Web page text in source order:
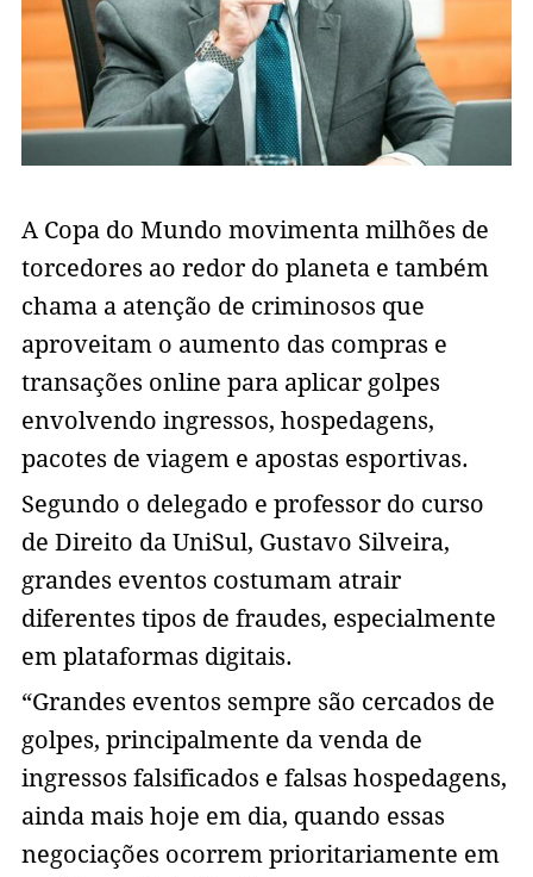
A Copa do Mundo movimenta milhões de
torcedores ao redor do planeta e também
chama a atenção de criminosos que
aproveitam o aumento das compras e
transações online para aplicar golpes
envolvendo ingressos, hospedagens,
pacotes de viagem e apostas esportivas.
Segundo o delegado e professor do curso
de Direito da UniSul, Gustavo Silveira,
grandes eventos costumam atrair
diferentes tipos de fraudes, especialmente
em plataformas digitais.
“Grandes eventos sempre são cercados de
golpes, principalmente da venda de
ingressos falsificados e falsas hospedagens,
ainda mais hoje em dia, quando essas
negociações ocorrem prioritariamente em